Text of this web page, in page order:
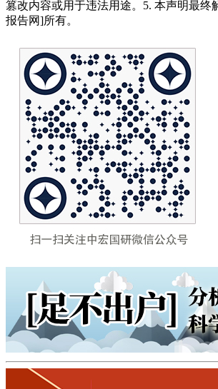
篡改内容或用于违法用途。5. 本声明最终
报告网]所有。